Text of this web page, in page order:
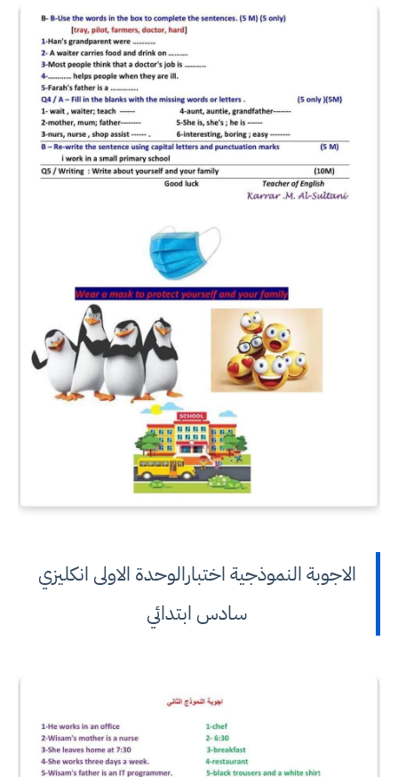
الاجوبة النموذجية اختبارالوحدة الاولى انكليزي
سادس ابتدائي